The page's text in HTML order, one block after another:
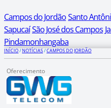
Campos do JordãoSanto
SapucaíSão José dos Campos
Pindamonhangaba
INÍCIO/NOTÍCIAS/CAMPOS DO JORDÃO
Oferecimento